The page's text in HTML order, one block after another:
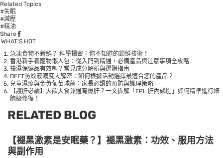
Related Topics
#失眠
#減壓
#精油
Share
WHAT’S HOT
急凍食物不新鮮？ 科學揭密：你不知道的鎖鮮技術！
香港新手養寵物懶人包：從入門到精通，必備產品與注意事項全攻略
袪濕保健品有效嗎？常見成分解析與選購指南
DEET防蚊液濃度大解密：如何根據活動選擇最適合您的產品？
兒童濕疹與金黃葡萄球菌：家長必讀的預防與護理策略
【護肝必讀】大飲大食兼通宵爆肝？一文拆解「EPL 肝內磷脂」如何精準進行細
胞級修復！
RELATED BLOG
【褪黑激素是安眠藥？】褪黑激素：功效、服用方法
與副作用